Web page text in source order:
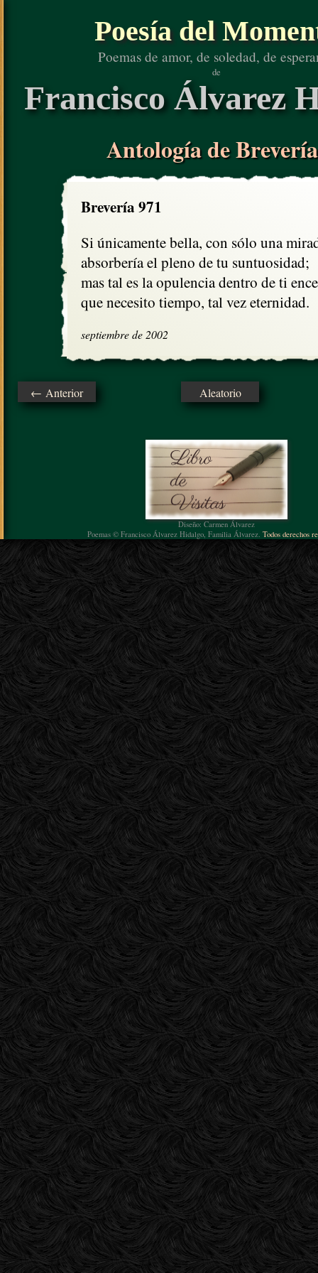
Poesía del
Poemas de amor, de soledad, de
de
Francisco Álvarez
Antología de
Brevería 971
Si únicamente bella, con sólo una
absorbería el pleno de tu suntuosidad;
mas tal es la opulencia dentro de ti
que necesito tiempo, tal vez eternidad.
septiembre de 2002
← Anterior Aleatorio
Diseño: Carmen Álvarez
Poemas © Francisco Álvarez Hidalgo, Familia Álvarez. Todos derechos